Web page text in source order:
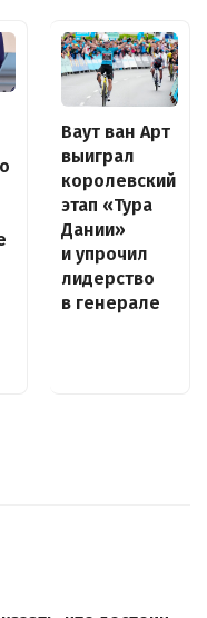
Ваут ван Арт
выиграл
королевский
этап «Тура
Дании»
и упрочил
лидерство
в генерале